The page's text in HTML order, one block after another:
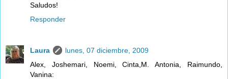
Saludos!
Responder
Laura
lunes, 07 diciembre, 2009
Alex, Joshemari, Noemi, Cinta,M. Antonia, Raimundo,
Vanina: